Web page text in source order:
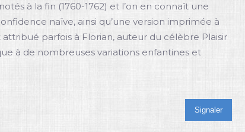
à la fin (1760-1762) et l’on en connaît une
naïve, ainsi qu’une version imprimée à
parfois à Florian, auteur du célèbre Plaisir
à de nombreuses variations enfantines et
Signaler